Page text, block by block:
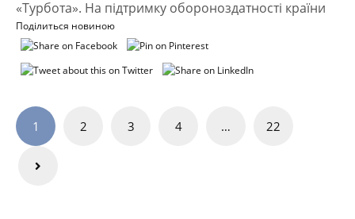
«Турбота». На підтримку обороноздатності країни
Поділиться новиною
Навігація
записів
1 2 3 4 … 22